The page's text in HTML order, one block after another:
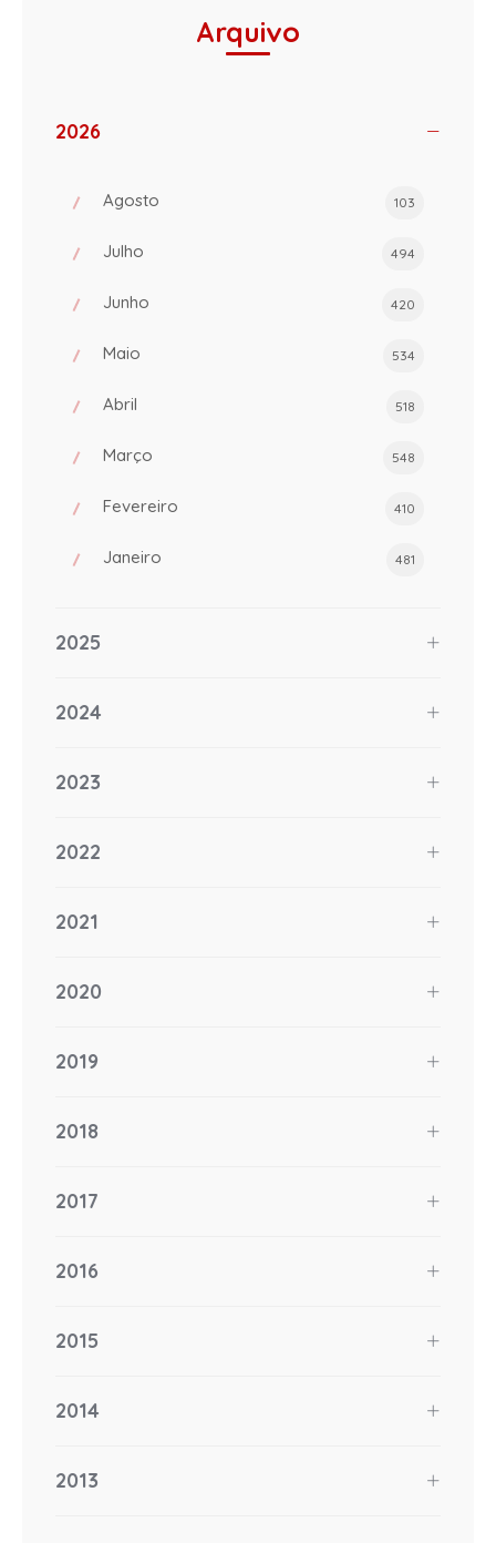
Arquivo
2026
Agosto 103
Julho 494
Junho 420
Maio 534
Abril 518
Março 548
Fevereiro 410
Janeiro 481
2025
2024
2023
2022
2021
2020
2019
2018
2017
2016
2015
2014
2013